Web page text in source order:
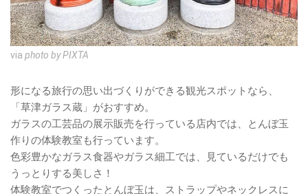
via photo by PIXTA
形になる旅行の思い出づくりができる観光スポットなら、
「草津ガラス蔵」がおすすめ。
ガラスの工芸品の展示販売を行っている店内では、とんぼ玉
作りの体験教室も行っています。
色彩豊かなガラス食器やガラス細工では、見ているだけでも
うっとりする美しさ！
体験教室でつくったとんぼ玉は、ストラップやネックレスに